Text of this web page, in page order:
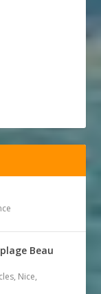
Beau
, Nice,